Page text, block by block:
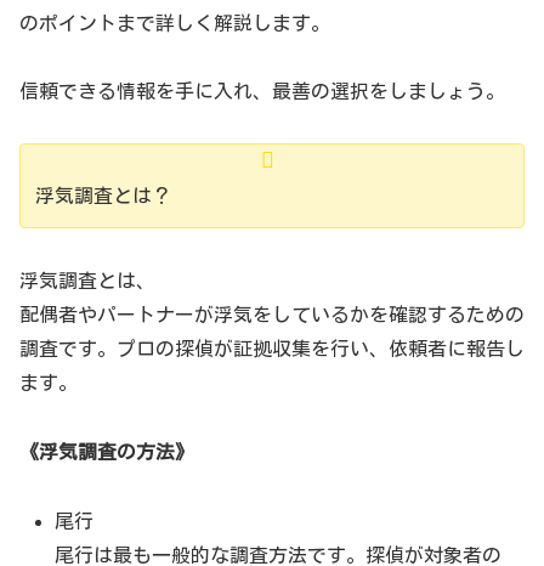
のポイントまで詳しく解説します。
信頼できる情報を手に入れ、最善の選択をしましょう。
浮気調査とは？
浮気調査とは、
配偶者やパートナーが浮気をしているかを確認するための
調査です。プロの探偵が証拠収集を行い、依頼者に報告し
ます。
《浮気調査の方法》
尾行
尾行は最も一般的な調査方法です。探偵が対象者の